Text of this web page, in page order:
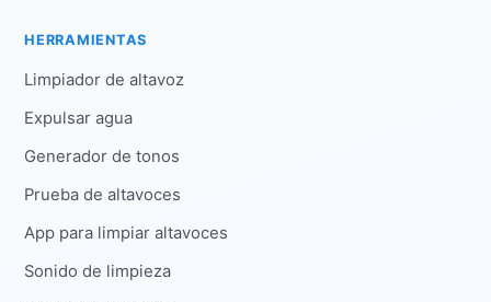
HERRAMIENTAS
Limpiador de altavoz
Expulsar agua
Generador de tonos
Prueba de altavoces
App para limpiar altavoces
Sonido de limpieza